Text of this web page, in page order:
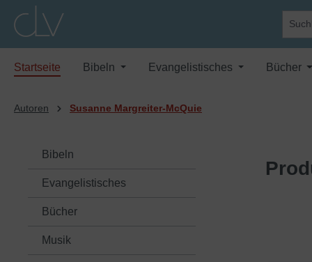
Zur Hauptnavigation springen
Startseite Bibeln Evangelistisches Bücher
Autoren Susanne Margreiter-McQuie
Bibeln
Evangelistisches
Bücher
Musik